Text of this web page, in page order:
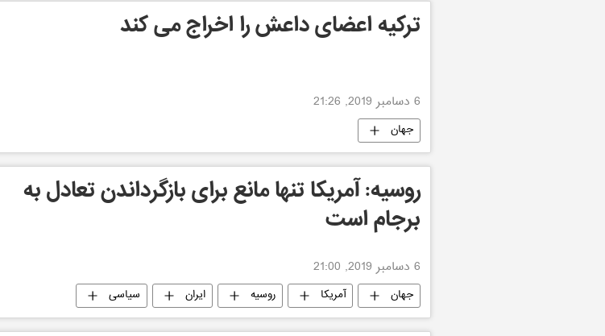
ترکیه اعضای داعش را اخراج می کند
6 دسامبر 2019, 21:26
جهان
روسیه: آمریکا تنها مانع برای بازگرداندن تعادل به
برجام است
6 دسامبر 2019, 21:00
جهان آمریکا روسیه ایران سیاسی